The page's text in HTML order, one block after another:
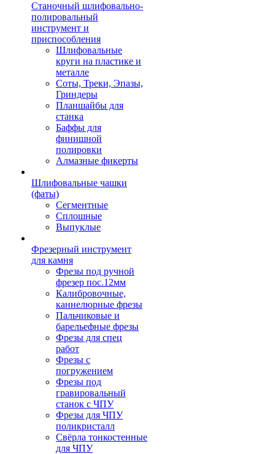
Станочный шлифовально-
полировальный
инструмент и
приспособления
Шлифовальные
круги на пластике и
металле
Соты, Треки, Эпазы,
Гриндеры
Планшайбы для
станка
Баффы для
финишной
полировки
Алмазные фикерты
Шлифовальные чашки
(фаты)
Сегментные
Сплошные
Выпуклые
Фрезерный инструмент
для камня
Фрезы под ручной
фрезер пос.12мм
Калибровочные,
каннелюрные фрезы
Пальчиковые и
барельефные фрезы
Фрезы для спец
работ
Фрезы с
погружением
Фрезы под
гравировальный
станок с ЧПУ
Фрезы для ЧПУ
поликристалл
Свёрла тонкостенные
для ЧПУ